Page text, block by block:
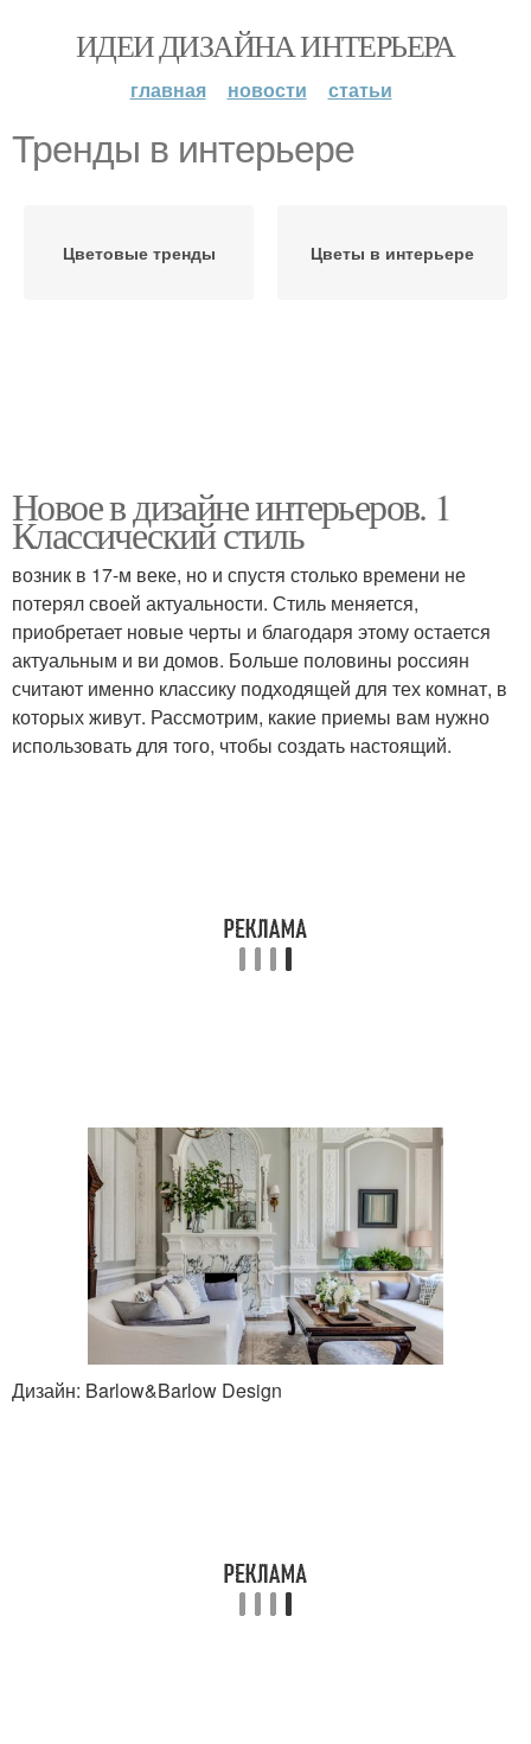
ИДЕИ ДИЗАЙНА ИНТЕРЬЕРА
главная новости статьи
Тренды в интерьере
Цветовые тренды Цветы в интерьере
Новое в дизайне интерьеров. 1
Классический стиль
возник в 17-м веке, но и спустя столько времени не
потерял своей актуальности. Стиль меняется,
приобретает новые черты и благодаря этому остается
актуальным и ви домов. Больше половины россиян
считают именно классику подходящей для тех комнат, в
которых живут. Рассмотрим, какие приемы вам нужно
использовать для того, чтобы создать настоящий.
Дизайн: Barlow&Barlow Design